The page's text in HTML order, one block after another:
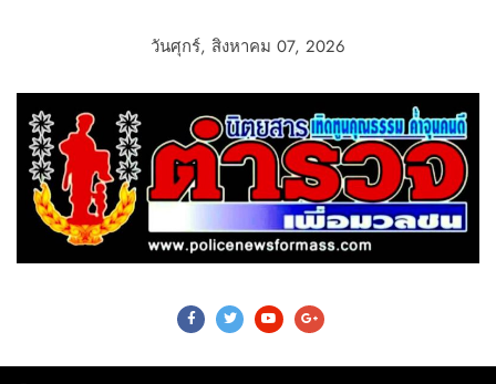
วันศุกร์, สิงหาคม 07, 2026
Police News For